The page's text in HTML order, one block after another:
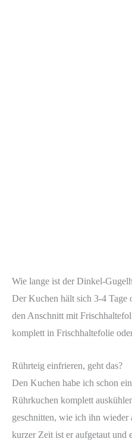
Wie lange ist der Dinkel-
Der Kuchen hält sich 3-4 Tage
den Anschnitt mit
komplett in Frischhaltefolie
Rührteig einfrieren, geht das?
Den Kuchen habe ich schon
Rührkuchen komplett
geschnitten, wie ich ihn wieder
kurzer Zeit ist er aufgetaut und